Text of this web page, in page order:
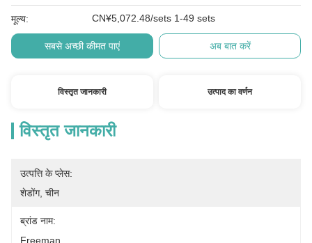
मूल्य: CN¥5,072.48/sets 1-49 sets
सबसे अच्छी कीमत पाएं अब बात करें
विस्तृत जानकारी उत्पाद का वर्णन
विस्तृत जानकारी
उत्पत्ति के प्लेस:
शेडोंग, चीन
ब्रांड नाम:
Freeman